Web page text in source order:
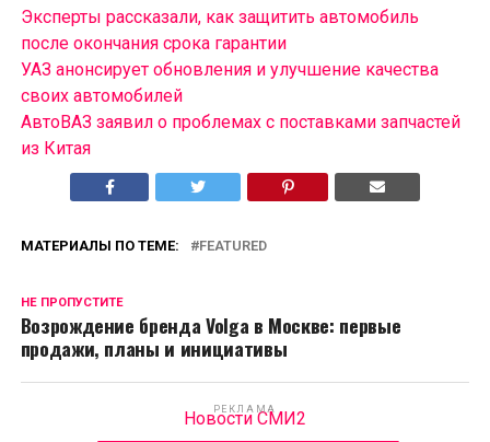
Эксперты рассказали, как защитить автомобиль
после окончания срока гарантии
УАЗ анонсирует обновления и улучшение качества
своих автомобилей
АвтоВАЗ заявил о проблемах с поставками запчастей
из Китая
МАТЕРИАЛЫ ПО ТЕМЕ: FEATURED
НЕ ПРОПУСТИТЕ
Возрождение бренда Volga в Москве: первые
продажи, планы и инициативы
РЕКЛАМА
Новости СМИ2